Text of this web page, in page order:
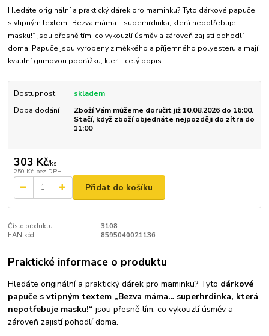
Hledáte originální a praktický dárek pro maminku? Tyto dárkové papuče
s vtipným textem „Bezva máma… superhrdinka, která nepotřebuje
masku!“ jsou přesně tím, co vykouzlí úsměv a zároveň zajistí pohodlí
doma. Papuče jsou vyrobeny z měkkého a příjemného polyesteru a mají
kvalitní gumovou podrážku, kter... celý popis
Dostupnost
skladem
Doba dodání
Zboží Vám můžeme doručit již 10.08.2026 do 16:00.
Stačí, když zboží objednáte nejpozději do zítra do
11:00
303 Kč/ks
250 Kč bez DPH
Přidat do košíku
Číslo produktu:
3108
EAN kód:
8595040021136
Praktické informace o produktu
Hledáte originální a praktický dárek pro maminku? Tyto dárkové
papuče s vtipným textem „Bezva máma… superhrdinka, která
nepotřebuje masku!“ jsou přesně tím, co vykouzlí úsměv a
zároveň zajistí pohodlí doma.